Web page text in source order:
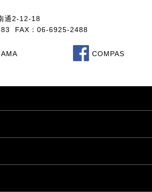
通2-12-18
FAX：06-6925-2488
COMPAS